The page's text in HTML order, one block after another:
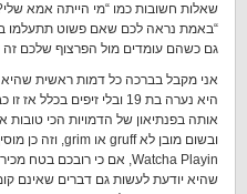
שאלות חשובות כמו “מי הייתה אמא
גם כשהם עומדים מול הפרצוף שלכם זה
אני מקבל בברכה כל דמות ראשית
היא נערה בת 19 ובלי זיפים
אותה בפנתיאון של הדמויות הכי
שהיא יודעת לעשות גם דברים שאינם